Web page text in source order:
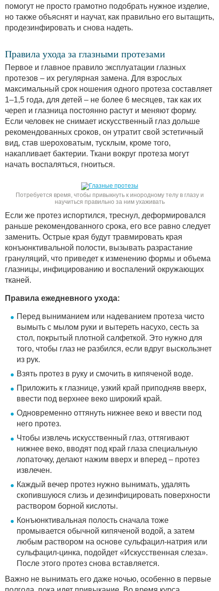
помогут не просто грамотно подобрать нужное изделие,
но также объяснят и научат, как правильно его вытащить,
продезинфировать и снова надеть.
Правила ухода за глазными протезами
Первое и главное правило эксплуатации глазных
протезов – их регулярная замена. Для взрослых
максимальный срок ношения одного протеза составляет
1–1,5 года, для детей – не более 6 месяцев, так как их
череп и глазница постоянно растут и меняют форму.
Если человек не снимает искусственный глаз дольше
рекомендованных сроков, он утратит свой эстетичный
вид, став шероховатым, тусклым, кроме того,
накапливает бактерии. Ткани вокруг протеза могут
начать воспаляться, гноиться.
Потребуется время, чтобы привыкнуть к инородному телу в глазу и
научиться правильно за ним ухаживать
Если же протез испортился, треснул, деформировался
раньше рекомендованного срока, его все равно следует
заменить. Острые края будут травмировать края
конъюнктивальной полости, вызывать разрастание
грануляций, что приведет к изменению формы и объема
глазницы, инфицированию и воспалений окружающих
тканей.
Правила ежедневного ухода:
Перед выниманием или надеванием протеза чисто
вымыть с мылом руки и вытереть насухо, сесть за
стол, покрытый плотной салфеткой. Это нужно для
того, чтобы глаз не разбился, если вдруг выскользнет
из рук.
Взять протез в руку и смочить в кипяченой воде.
Приложить к глазнице, узкий край приподняв вверх,
ввести под верхнее веко широкий край.
Одновременно оттянуть нижнее веко и ввести под
него протез.
Чтобы извлечь искусственный глаз, оттягивают
нижнее веко, вводят под край глаза специальную
лопаточку, делают нажим вверх и вперед – протез
извлечен.
Каждый вечер протез нужно вынимать, удалять
скопившуюся слизь и дезинфицировать поверхности
раствором борной кислоты.
Конъюнктивальная полость сначала тоже
промывается обычной кипяченой водой, а затем
любым раствором на основе сульфацил-натрия или
сульфацил-цинка, подойдет «Искусственная слеза».
После этого протез снова вставляется.
Важно не вынимать его даже ночью, особенно в первые